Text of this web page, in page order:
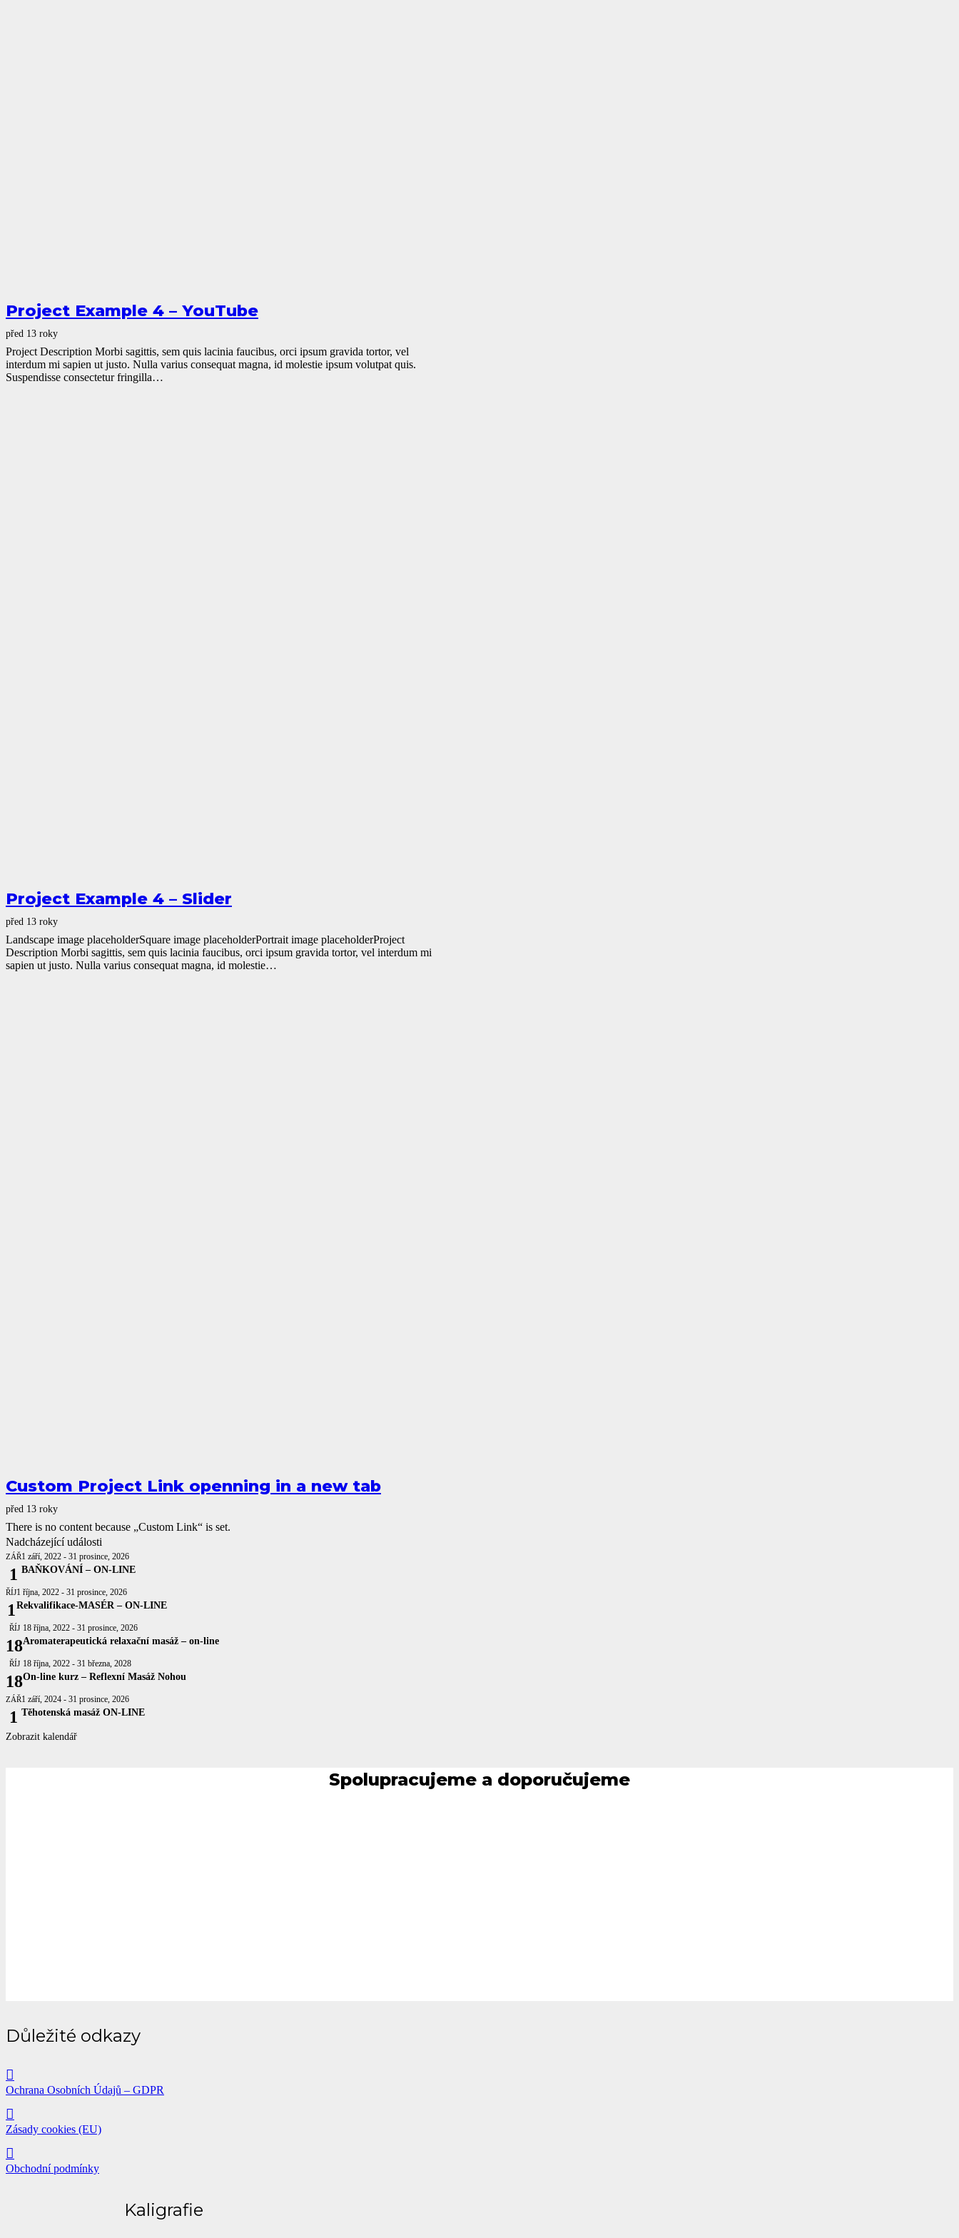
Project Example 4 – YouTube
před 13 roky
Project Description Morbi sagittis, sem quis lacinia faucibus, orci ipsum gravida tortor, vel
interdum mi sapien ut justo. Nulla varius consequat magna, id molestie ipsum volutpat quis.
Suspendisse consectetur fringilla…
Project Example 4 – Slider
před 13 roky
Landscape image placeholderSquare image placeholderPortrait image placeholderProject
Description Morbi sagittis, sem quis lacinia faucibus, orci ipsum gravida tortor, vel interdum mi
sapien ut justo. Nulla varius consequat magna, id molestie…
Custom Project Link openning in a new tab
před 13 roky
There is no content because „Custom Link“ is set.
Nadcházející události
ZÁŘ
1
1 září, 2022 - 31 prosince, 2026
BAŇKOVÁNÍ – ON-LINE
ŘÍJ
1
1 října, 2022 - 31 prosince, 2026
Rekvalifikace-MASÉR – ON-LINE
ŘÍJ
18
18 října, 2022 - 31 prosince, 2026
Aromaterapeutická relaxační masáž – on-line
ŘÍJ
18
18 října, 2022 - 31 března, 2028
On-line kurz – Reflexní Masáž Nohou
ZÁŘ
1
1 září, 2024 - 31 prosince, 2026
Těhotenská masáž ON-LINE
Zobrazit kalendář
Spolupracujeme a doporučujeme
Důležité odkazy
Ochrana Osobních Údajů – GDPR
Zásady cookies (EU)
Obchodní podmínky
Kaligrafie